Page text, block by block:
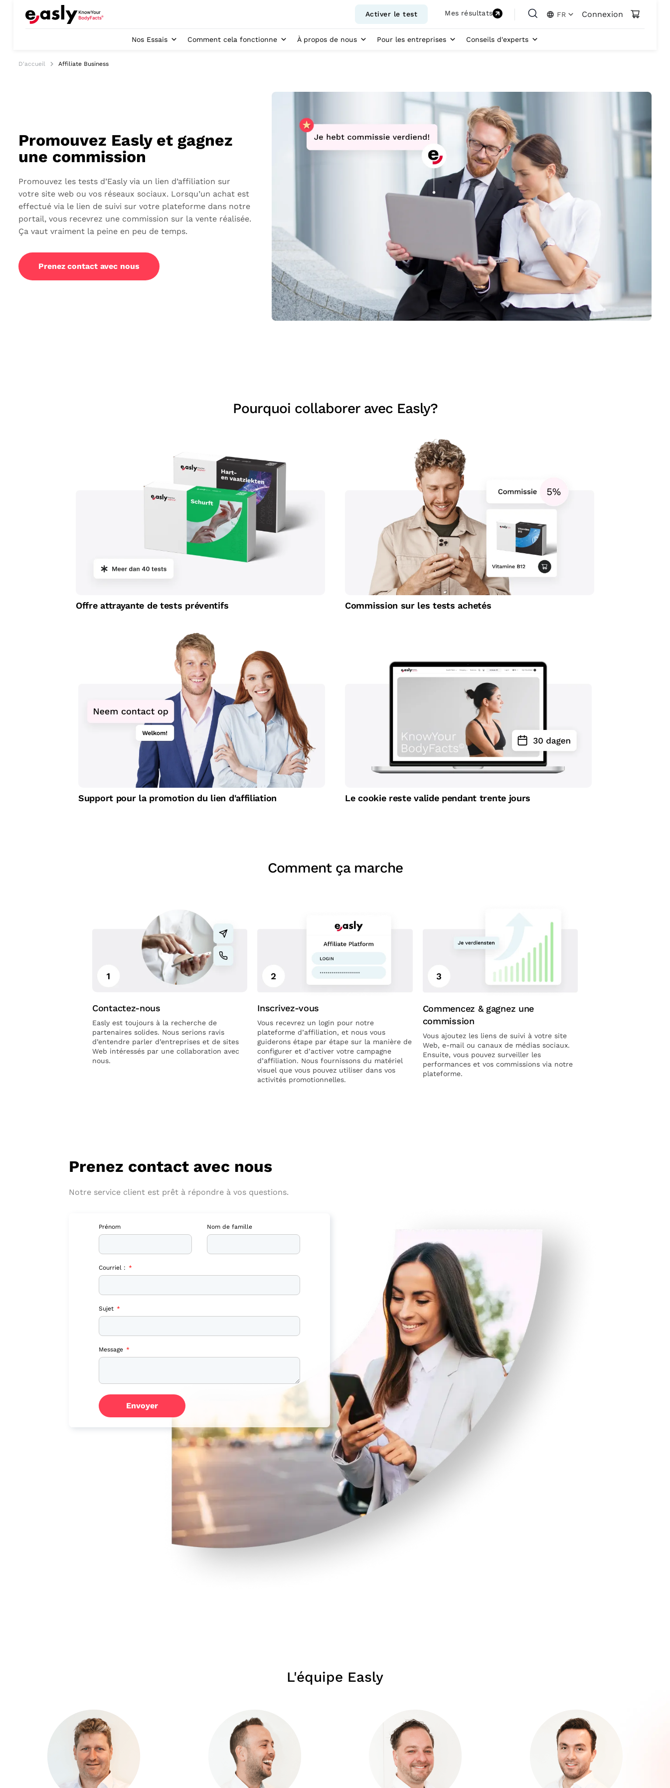
Activer le test Mes résultats FR Connexion
Nos Essais Comment cela fonctionne À propos de nous Pour les entreprises Conseils d'experts
D'accueil Affiliate Business
Promouvez Easly et gagnez
une commission
Promouvez les tests d’Easly via un lien d’affiliation sur
votre site web ou vos réseaux sociaux. Lorsqu’un achat est
effectué via le lien de suivi sur votre plateforme dans notre
portail, vous recevrez une commission sur la vente réalisée.
Ça vaut vraiment la peine en peu de temps.
Prenez contact avec nous
Pourquoi collaborer avec Easly?
Offre attrayante de tests préventifs Commission sur les tests achetés
Support pour la promotion du lien d'affiliation Le cookie reste valide pendant trente jours
Comment ça marche
Contactez-nous
Easly est toujours à la recherche de
partenaires solides. Nous serions ravis
d’entendre parler d’entreprises et de sites
Web intéressés par une collaboration avec
nous.
Inscrivez-vous
Vous recevrez un login pour notre
plateforme d’affiliation, et nous vous
guiderons étape par étape sur la manière de
configurer et d’activer votre campagne
d’affiliation. Nous fournissons du matériel
visuel que vous pouvez utiliser dans vos
activités promotionnelles.
Commencez & gagnez une
commission
Vous ajoutez les liens de suivi à votre site
Web, e-mail ou canaux de médias sociaux.
Ensuite, vous pouvez surveiller les
performances et vos commissions via notre
plateforme.
Prenez contact avec nous
Notre service client est prêt à répondre à vos questions.
Prénom Nom de famille
Courriel :
Sujet
Message
Envoyer
L'équipe Easly